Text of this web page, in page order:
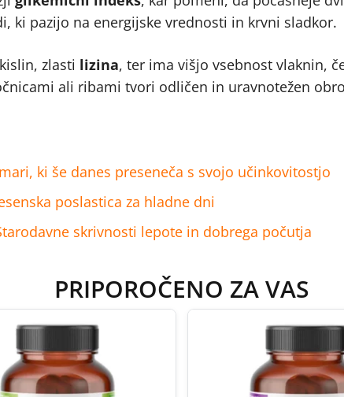
ki pazijo na energijske vrednosti in krvni sladkor.
zlasti lizina, ter ima višjo vsebnost vlaknin,
ali ribami tvori odličen in uravnotežen
ki še danes preseneča s svojo učinkovitostjo
poslastica za hladne dni
skrivnosti lepote in dobrega počutja
PRIPOROČENO ZA VAS